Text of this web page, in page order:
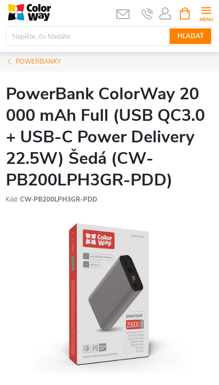
Prejsť
obsah
HĽADAŤ
KOŠÍK
POWERBANKY
PowerBank ColorWay 20
000 mAh Full (USB QC3.0
+ USB-C Power Delivery
22.5W) Šedá (CW-
PB200LPH3GR-PDD)
Kód: CW-PB200LPH3GR-PDD